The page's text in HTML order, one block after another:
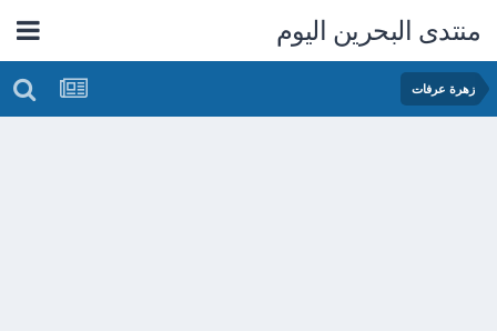
منتدى البحرين اليوم
زهرة عرفات